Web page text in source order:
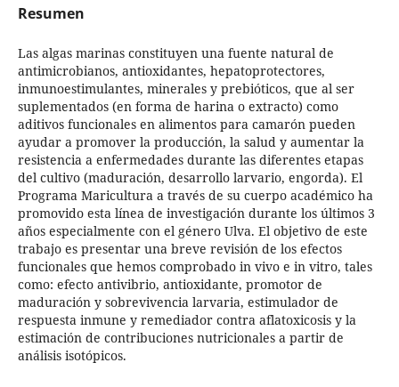
Resumen
Las algas marinas constituyen una fuente natural de
antimicrobianos, antioxidantes, hepatoprotectores,
inmunoestimulantes, minerales y prebióticos, que al ser
suplementados (en forma de harina o extracto) como
aditivos funcionales en alimentos para camarón pueden
ayudar a promover la producción, la salud y aumentar la
resistencia a enfermedades durante las diferentes etapas
del cultivo (maduración, desarrollo larvario, engorda). El
Programa Maricultura a través de su cuerpo académico ha
promovido esta línea de investigación durante los últimos 3
años especialmente con el género Ulva. El objetivo de este
trabajo es presentar una breve revisión de los efectos
funcionales que hemos comprobado in vivo e in vitro, tales
como: efecto antivibrio, antioxidante, promotor de
maduración y sobrevivencia larvaria, estimulador de
respuesta inmune y remediador contra aflatoxicosis y la
estimación de contribuciones nutricionales a partir de
análisis isotópicos.